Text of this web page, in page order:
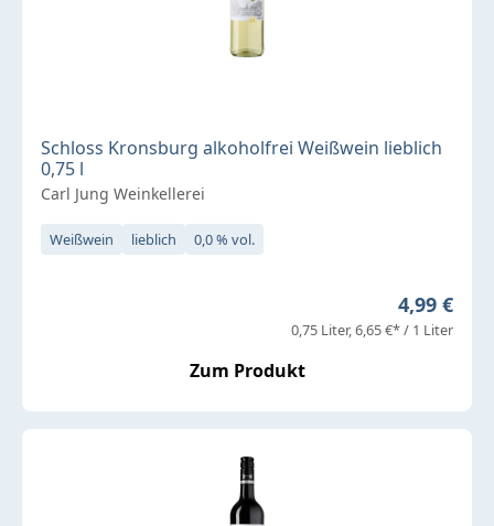
Schloss Kronsburg alkoholfrei Weißwein lieblich
0,75 l
Carl Jung Weinkellerei
Weißwein lieblich 0,0 % vol.
Regulärer
4,99 €
0,75 Liter 6,65 €* / 1 Liter
Zum Produkt